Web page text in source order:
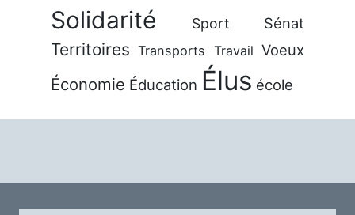
Solidarité Sport Sénat
Territoires Transports Travail Voeux
Économie Éducation Élus école